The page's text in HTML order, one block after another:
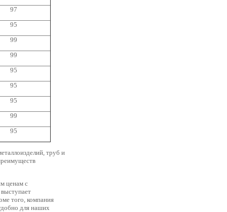
97
95
99
99
95
95
95
99
95
труб и
ценам с
того, компания
для наших